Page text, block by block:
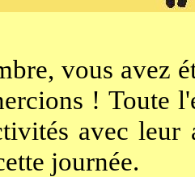
vous avez
! Toute
avec leur
journée.